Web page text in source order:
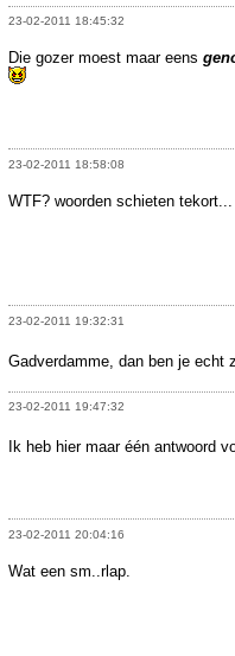
23-02-2011 18:45:32
Die gozer moest maar eens
23-02-2011 18:58:08
WTF? woorden schieten tekort...
23-02-2011 19:32:31
Gadverdamme, dan ben je echt
23-02-2011 19:47:32
Ik heb hier maar één antwoord
23-02-2011 20:04:16
Wat een sm..rlap.